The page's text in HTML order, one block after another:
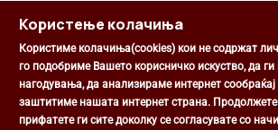
Општина Центар
Михаил Цоков бр. 1,
Користење колачиња
Користиме колачиња(cookies) кои не содржат
го подобриме Вашето корисничко искуство, да
нагодувања, да анализираме интернет сообраќај
заштитиме нашата интернет страна.
прифатете ги сите доколку се согласувате со